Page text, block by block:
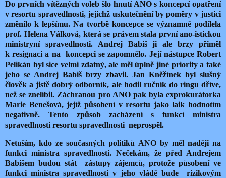
Do prvních vítězných voleb šlo hnutí ANO s koncepcí opatření
v resortu spravedlnosti, jejichž uskutečnění by poměry v justici
změnilo k lepšímu. Na tvorbě koncepce se významně podílela
prof. Helena Válková, která se právem stala první ano-istickou
ministryní spravedlnosti. Andrej Babiš ji ale brzy přiměl
k resignaci a na
koncepci se zapomnělo. Její nástupce Robert
Pelikán byl sice velmi zdatný, ale měl úplně jiné priority a také
jeho se Andrej Babiš brzy zbavil. Jan Kněžínek byl slušný
člověk a jistě dobrý odborník, ale hodil ručník do ringu dříve,
než se znelíbil. Záchranou pro ANO pak byla exprokurátorka
Marie Benešová, jejíž působení v resortu jako laik hodnotím
negativně. Tento způsob zacházení s funkcí ministra
spravedlnosti resortu spravedlnosti neprospěl.
Netuším, kdo ze současných politiků ANO by měl naději na
funkci ministra spravedlnosti. Nečekám, že před Andrejem
Babišem budou stát
zástupy zájemců, protože působení ve
funkci ministra spravedlnosti v jeho vládě bude
rizikovým